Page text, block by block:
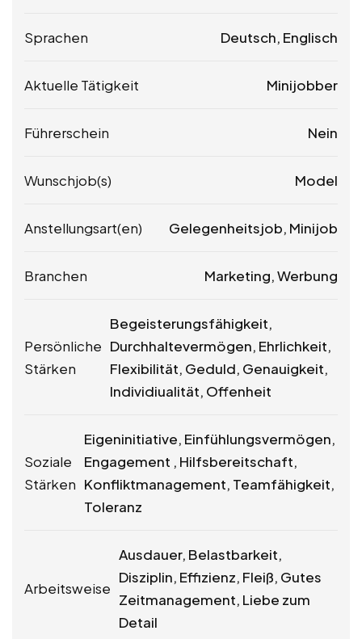
Sprachen Deutsch, Englisch
Aktuelle Tätigkeit Minijobber
Führerschein Nein
Wunschjob(s) Model
Anstellungsart(en) Gelegenheitsjob, Minijob
Branchen Marketing, Werbung
Persönliche
Stärken
Begeisterungsfähigkeit,
Durchhaltevermögen, Ehrlichkeit,
Flexibilität, Geduld, Genauigkeit,
Individiualität, Offenheit
Soziale
Stärken
Eigeninitiative, Einfühlungsvermögen,
Engagement , Hilfsbereitschaft,
Konfliktmanagement, Teamfähigkeit,
Toleranz
Arbeitsweise
Ausdauer, Belastbarkeit,
Disziplin, Effizienz, Fleiß, Gutes
Zeitmanagement, Liebe zum
Detail